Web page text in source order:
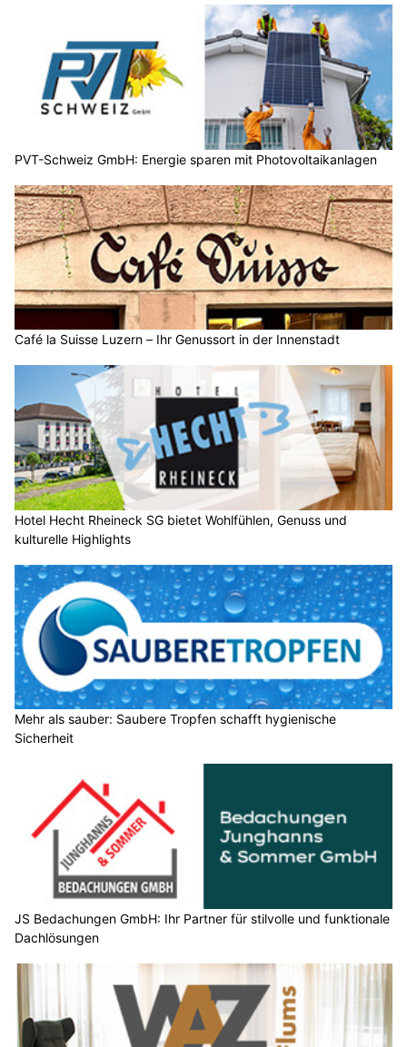
PVT-Schweiz GmbH: Energie sparen mit Photovoltaikanlagen
Café la Suisse Luzern – Ihr Genussort in der Innenstadt
Hotel Hecht Rheineck SG bietet Wohlfühlen, Genuss und
kulturelle Highlights
Mehr als sauber: Saubere Tropfen schafft hygienische
Sicherheit
JS Bedachungen GmbH: Ihr Partner für stilvolle und funktionale
Dachlösungen